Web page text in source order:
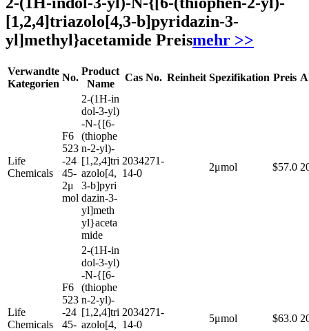
[1,2,4]triazolo[4,3-b]pyridazin-3-
yl]methyl}acetamide Preismehr >>
Verwandte
Kategorien
No.
Product
Name
Cas No. Reinheit Spezifikation Preis
Life
Chemicals
F6
523
-24
45-
2μ
mol
2-(1H-in
dol-3-yl)
-N-{[6-
(thiophe
n-2-yl)-
[1,2,4]tri
azolo[4,
3-b]pyri
dazin-3-
yl]meth
yl}aceta
mide
2034271-
14-0
2μmol $57.0
Life
Chemicals
F6
523
-24
45-
2-(1H-in
dol-3-yl)
-N-{[6-
(thiophe
n-2-yl)-
[1,2,4]tri
azolo[4,
2034271-
14-0
5μmol $63.0